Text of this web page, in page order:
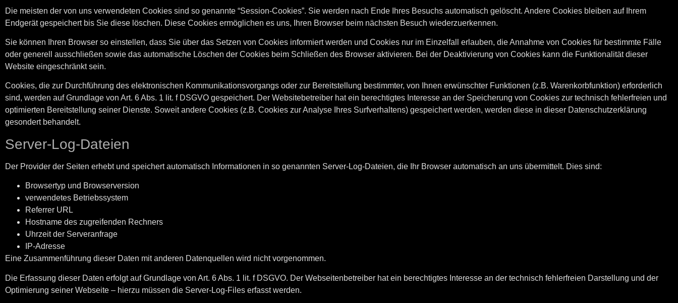
Die meisten der von uns verwendeten Cookies sind so genannte “Session-Cookies”. Sie werden nach Ende Ihres Besuchs automatisch gelöscht. Andere Cookies bleiben auf Ihrem
Endgerät gespeichert bis Sie diese löschen. Diese Cookies ermöglichen es uns, Ihren Browser beim nächsten Besuch wiederzuerkennen.
Sie können Ihren Browser so einstellen, dass Sie über das Setzen von Cookies informiert werden und Cookies nur im Einzelfall erlauben, die Annahme von Cookies für bestimmte Fälle
oder generell ausschließen sowie das automatische Löschen der Cookies beim Schließen des Browser aktivieren. Bei der Deaktivierung von Cookies kann die Funktionalität dieser
Website eingeschränkt sein.
Cookies, die zur Durchführung des elektronischen Kommunikationsvorgangs oder zur Bereitstellung bestimmter, von Ihnen erwünschter Funktionen (z.B. Warenkorbfunktion) erforderlich
sind, werden auf Grundlage von Art. 6 Abs. 1 lit. f DSGVO gespeichert. Der Websitebetreiber hat ein berechtigtes Interesse an der Speicherung von Cookies zur technisch fehlerfreien und
optimierten Bereitstellung seiner Dienste. Soweit andere Cookies (z.B. Cookies zur Analyse Ihres Surfverhaltens) gespeichert werden, werden diese in dieser Datenschutzerklärung
gesondert behandelt.
Server-Log-Dateien
Der Provider der Seiten erhebt und speichert automatisch Informationen in so genannten Server-Log-Dateien, die Ihr Browser automatisch an uns übermittelt. Dies sind:
Browsertyp und Browserversion
verwendetes Betriebssystem
Referrer URL
Hostname des zugreifenden Rechners
Uhrzeit der Serveranfrage
IP-Adresse
Eine Zusammenführung dieser Daten mit anderen Datenquellen wird nicht vorgenommen.
Die Erfassung dieser Daten erfolgt auf Grundlage von Art. 6 Abs. 1 lit. f DSGVO. Der Webseitenbetreiber hat ein berechtigtes Interesse an der technisch fehlerfreien Darstellung und der
Optimierung seiner Webseite – hierzu müssen die Server-Log-Files erfasst werden.